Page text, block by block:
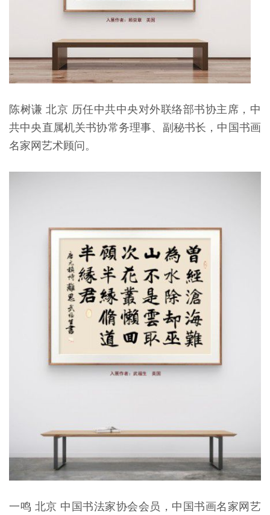
陈树谦 北京 历任中共中央对外联络部书协主席，中
共中央直属机关书协常务理事、副秘书长，中国书画
名家网艺术顾问。
一鸣 北京 中国书法家协会会员，中国书画名家网艺